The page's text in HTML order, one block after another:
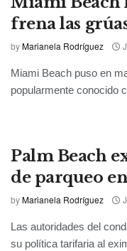
frena las
byMarianela Rodríguez
Miami Beach puso en
popularmente conocido
Palm Beach
de parqueo
byMarianela Rodríguez
Las autoridades del
su política tarifaria al